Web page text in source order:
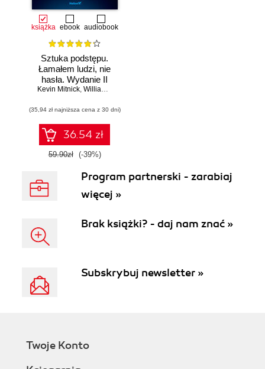
książka ebook audiobook
Sztuka podstępu.
Łamałem ludzi, nie
hasła. Wydanie II
Kevin Mitnick, William L. Simon
(35,94 zł najniższa cena z 30 dni)
36.54 zł
59.90zł (-39%)
Program partnerski - zarabiaj
więcej »
Brak książki? - daj nam znać »
Subskrybuj newsletter »
Twoje Konto